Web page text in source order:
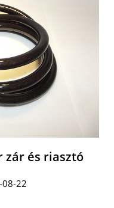
zár és riasztó
08-22